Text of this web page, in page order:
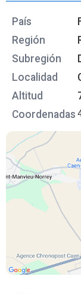
País
Región
Subregión
Localidad
Altitud
Coordenadas